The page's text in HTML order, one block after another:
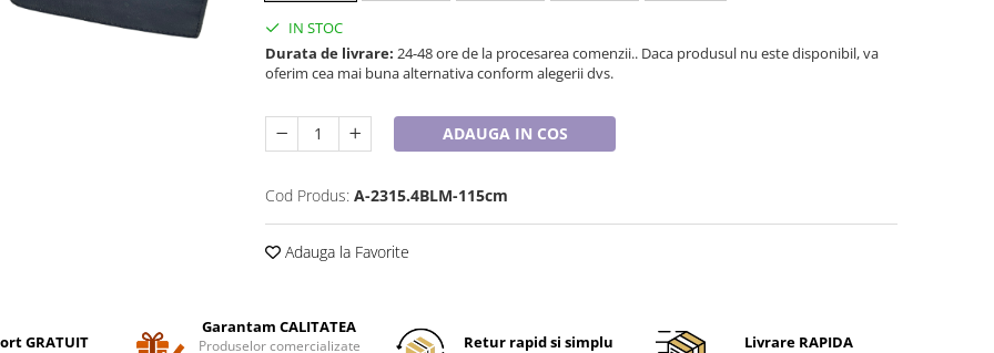
IN STOC
Durata de livrare: 24-48 ore de la procesarea comenzii.. Daca produsul nu este disponibil, va
oferim cea mai buna alternativa conform alegerii dvs.
ADAUGA IN COS
Cod Produs: A-2315.4BLM-115cm
Adauga la Favorite
GRATUIT
Garantam CALITATEA
Produselor comercializate
Retur rapid si simplu Livrare RAPIDA